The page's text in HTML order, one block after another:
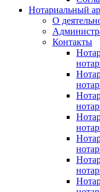
Нотариальный
О
Контакты